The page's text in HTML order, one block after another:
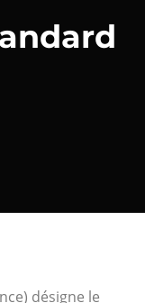
désigne le